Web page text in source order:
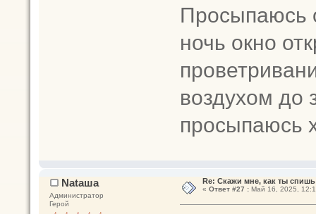
Просыпаюсь
ночь окно
воздухом до
просыпаюсь
Nataшa
Администратор
Герой
Re: Скажи мне, как ты спишь
« Ответ #27 :Май 16, 2025,